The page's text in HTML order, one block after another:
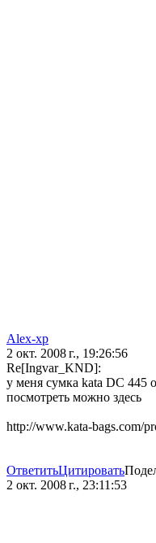
Alex-xp
2 окт. 2008 г., 19:26:56
Re[Ingvar_KND]:
у меня сумка kata DC 445
посмотреть можно здесь
http://www.kata-bags.com/
ОтветитьЦитировать
2 окт. 2008 г., 23:11:53